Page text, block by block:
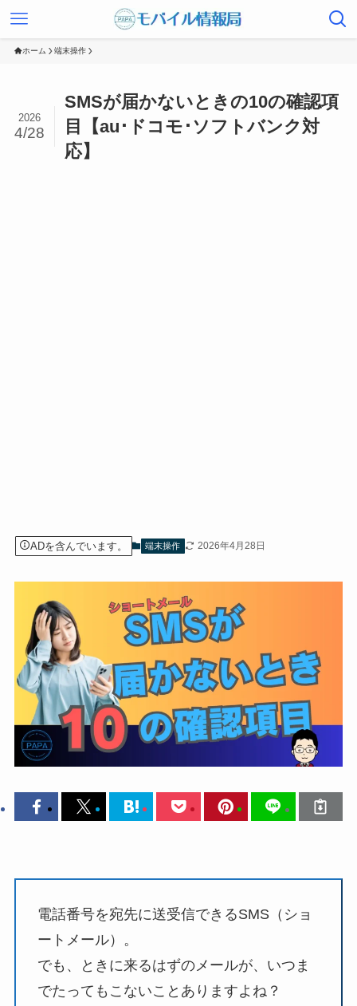
ホーム 端末操作
SMSが届かないときの10の確認項
目【au･ドコモ･ソフトバンク対
応】
2026
4/28
ADを含んでいます。 端末操作 2026年4月28日
電話番号を宛先に送受信できるSMS（ショ
ートメール）。
でも、ときに来るはずのメールが、いつま
でたってもこないことありますよね？